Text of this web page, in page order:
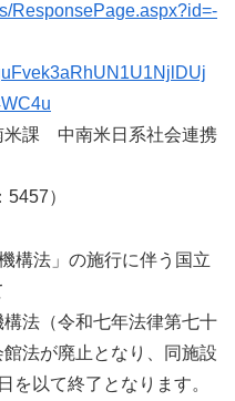
ResponsePage.aspx?id=-
米課 中南米日系社会連携
）
構法」の施行に伴う国立
法（令和七年法律第七十
法が廃止となり、同施設
を以て終了となります。